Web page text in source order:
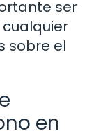
ser
sobre el
en